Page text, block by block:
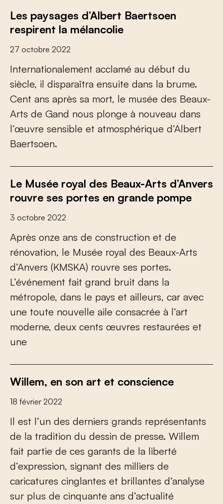
Les paysages d’Albert Baertsoen
respirent la mélancolie
27 octobre 2022
Internationalement acclamé au début du
siècle, il disparaîtra ensuite dans la brume.
Cent ans après sa mort, le musée des Beaux-
Arts de Gand nous plonge à nouveau dans
l’œuvre sensible et atmosphérique d’Albert
Baertsoen.
Le Musée royal des Beaux-Arts d’Anvers
rouvre ses portes en grande pompe
3 octobre 2022
Après onze ans de construction et de
rénovation, le Musée royal des Beaux-Arts
d’Anvers (KMSKA) rouvre ses portes.
L’événement fait grand bruit dans la
métropole, dans le pays et ailleurs, car avec
une toute nouvelle aile consacrée à l’art
moderne, deux cents œuvres restaurées et
une
Willem, en son art et conscience
18 février 2022
Il est l’un des derniers grands représentants
de la tradition du dessin de presse. Willem
fait partie de ces garants de la liberté
d’expression, signant des milliers de
caricatures cinglantes et brillantes d’analyse
sur plus de cinquante ans d’actualité